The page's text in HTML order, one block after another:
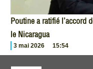
Poutine a ratifié l’accord
le Nicaragua
3 mai 2026 15:54